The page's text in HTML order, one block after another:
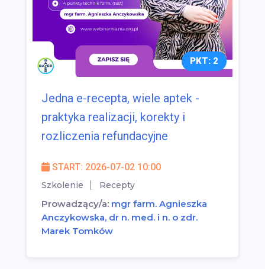
PKT: 2
Jedna e-recepta, wiele aptek -
praktyka realizacji, korekty i
rozliczenia refundacyjne
START: 2026-07-02 10:00
Szkolenie Recepty
Prowadzący/a: mgr farm. Agnieszka
Anczykowska, dr n. med. i n. o zdr.
Marek Tomków